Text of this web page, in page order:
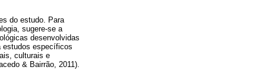
do estudo. Para
sugere-se a
desenvolvidas
estudos específicos
culturais e
& Bairrão, 2011).